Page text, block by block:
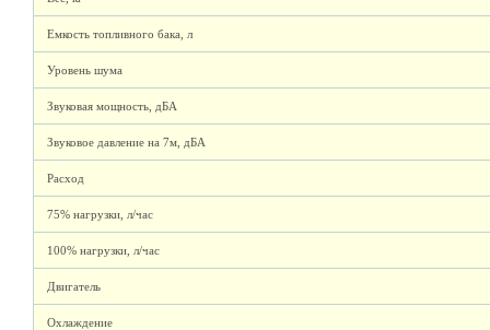
Емкость топливного бака, л
Уровень шума
Звуковая мощность, дБА
Звуковое давление на 7м, дБА
Расход
75% нагрузки, л/час
100% нагрузки, л/час
Двигатель
Охлаждение